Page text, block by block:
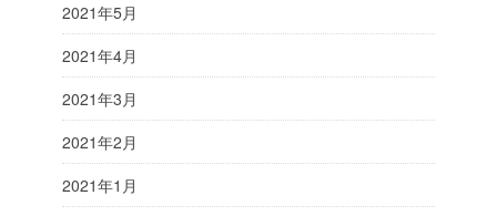
2021年5月
2021年4月
2021年3月
2021年2月
2021年1月